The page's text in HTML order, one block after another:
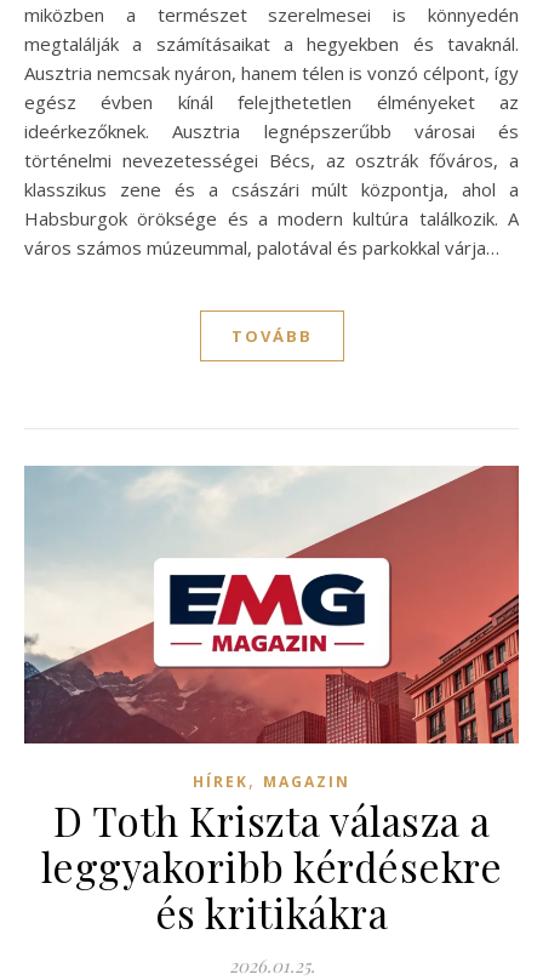
miközben a természet szerelmesei is könnyedén
megtalálják a számításaikat a hegyekben és tavaknál.
Ausztria nemcsak nyáron, hanem télen is vonzó célpont, így
egész évben kínál felejthetetlen élményeket az
ideérkezőknek. Ausztria legnépszerűbb városai és
történelmi nevezetességei Bécs, az osztrák főváros, a
klasszikus zene és a császári múlt központja, ahol a
Habsburgok öröksége és a modern kultúra találkozik. A
város számos múzeummal, palotával és parkokkal várja…
TOVÁBB
HÍREK, MAGAZIN
D Toth Kriszta válasza a
leggyakoribb kérdésekre
és kritikákra
2026.01.25.